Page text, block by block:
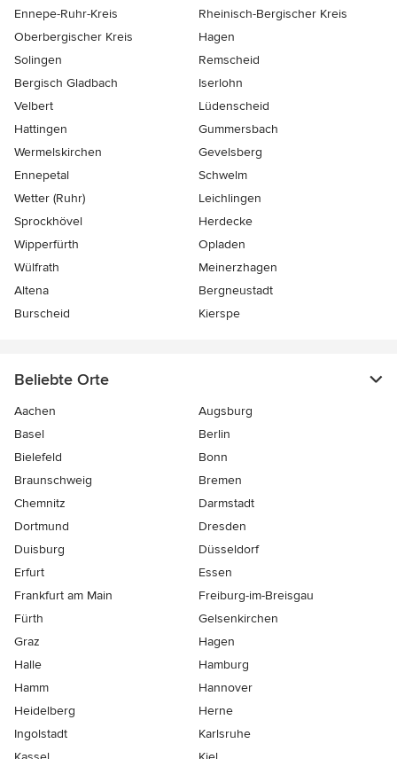
Ennepe-Ruhr-Kreis
Rheinisch-Bergischer Kreis
Oberbergischer Kreis
Hagen
Solingen
Remscheid
Bergisch Gladbach
Iserlohn
Velbert
Lüdenscheid
Hattingen
Gummersbach
Wermelskirchen
Gevelsberg
Ennepetal
Schwelm
Wetter (Ruhr)
Leichlingen
Sprockhövel
Herdecke
Wipperfürth
Opladen
Wülfrath
Meinerzhagen
Altena
Bergneustadt
Burscheid
Kierspe
Beliebte Orte
Aachen
Augsburg
Basel
Berlin
Bielefeld
Bonn
Braunschweig
Bremen
Chemnitz
Darmstadt
Dortmund
Dresden
Duisburg
Düsseldorf
Erfurt
Essen
Frankfurt am Main
Freiburg-im-Breisgau
Fürth
Gelsenkirchen
Graz
Hagen
Halle
Hamburg
Hamm
Hannover
Heidelberg
Herne
Ingolstadt
Karlsruhe